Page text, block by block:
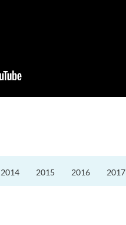
2014 2015 2016 2017